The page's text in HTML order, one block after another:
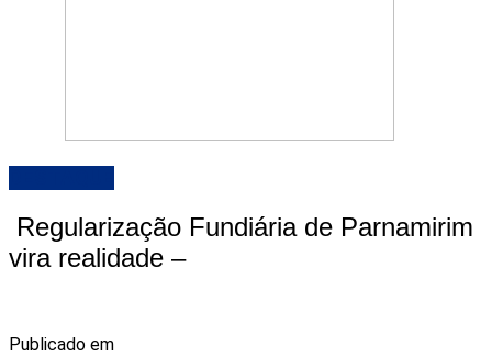
Regularização Fundiária de Parnamirim
vira realidade –
Publicado em